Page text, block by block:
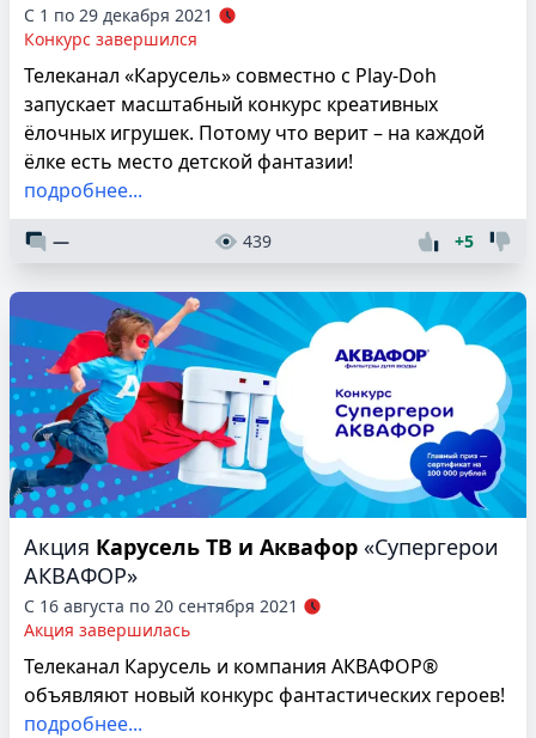
С 1 по 29 декабря 2021
Конкурс завершился
Телеканал «Карусель» совместно с Play-Doh
запускает масштабный конкурс креативных
ёлочных игрушек. Потому что верит – на каждой
ёлке есть место детской фантазии!
подробнее...
— 439 +5
Акция Карусель ТВ и Аквафор «Супергерои
АКВАФОР»
С 16 августа по 20 сентября 2021
Акция завершилась
Телеканал Карусель и компания АКВАФОР®
объявляют новый конкурс фантастических героев!
подробнее...